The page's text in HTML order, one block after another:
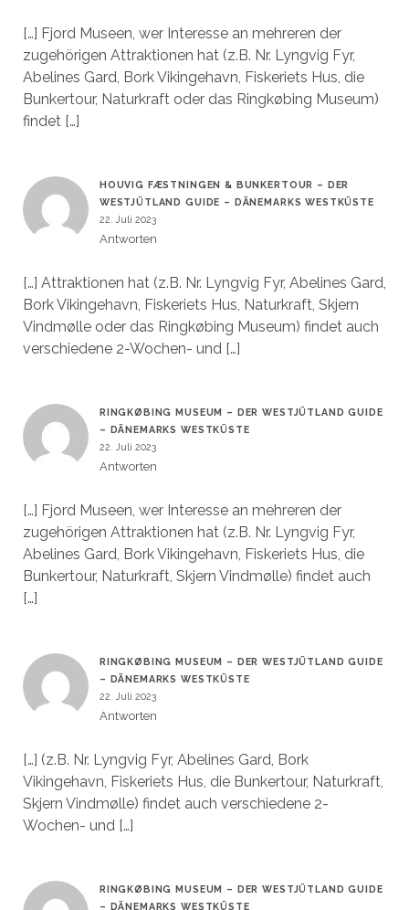
[…] Fjord Museen, wer Interesse an mehreren der
zugehörigen Attraktionen hat (z.B. Nr. Lyngvig Fyr,
Abelines Gard, Bork Vikingehavn, Fiskeriets Hus, die
Bunkertour, Naturkraft oder das Ringkøbing Museum)
findet […]
HOUVIG FÆSTNINGEN & BUNKERTOUR – DER
WESTJÜTLAND GUIDE – DÄNEMARKS WESTKÜSTE
22. Juli 2023
Antworten
[…] Attraktionen hat (z.B. Nr. Lyngvig Fyr, Abelines Gard,
Bork Vikingehavn, Fiskeriets Hus, Naturkraft, Skjern
Vindmølle oder das Ringkøbing Museum) findet auch
verschiedene 2-Wochen- und […]
RINGKØBING MUSEUM – DER WESTJÜTLAND GUIDE
– DÄNEMARKS WESTKÜSTE
22. Juli 2023
Antworten
[…] Fjord Museen, wer Interesse an mehreren der
zugehörigen Attraktionen hat (z.B. Nr. Lyngvig Fyr,
Abelines Gard, Bork Vikingehavn, Fiskeriets Hus, die
Bunkertour, Naturkraft, Skjern Vindmølle) findet auch
[…]
RINGKØBING MUSEUM – DER WESTJÜTLAND GUIDE
– DÄNEMARKS WESTKÜSTE
22. Juli 2023
Antworten
[…] (z.B. Nr. Lyngvig Fyr, Abelines Gard, Bork
Vikingehavn, Fiskeriets Hus, die Bunkertour, Naturkraft,
Skjern Vindmølle) findet auch verschiedene 2-
Wochen- und […]
RINGKØBING MUSEUM – DER WESTJÜTLAND GUIDE
– DÄNEMARKS WESTKÜSTE